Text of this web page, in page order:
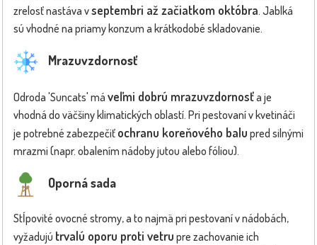
zrelosť nastáva vseptembri až začiatkom októbra. Jablká
sú vhodné na priamy konzum a krátkodobé skladovanie.
Mrazuvzdornosť
Odroda 'Suncats' má veľmi dobrú mrazuvzdornosťa je
vhodná do väčšiny klimatických oblastí. Pri pestovaní v kvetináči
je potrebné zabezpečiť ochranu koreňového balu pred silnými
mrazmi (napr. obalením nádoby jutou alebo fóliou).
Oporná sada
Stĺpovité ovocné stromy, a to najmä pri pestovaní v nádobách,
vyžadujú trvalú oporu proti vetru pre zachovanie ich